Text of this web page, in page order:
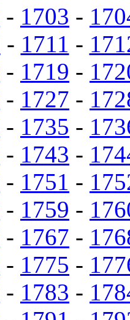
- 1703 -
- 1711 -
- 1719 -
- 1727 -
- 1735 -
- 1743 -
- 1751 -
- 1759 -
- 1767 -
- 1775 -
- 1783 -